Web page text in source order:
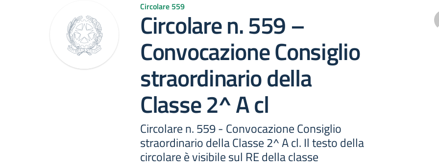
Circolare 559
Circolare n. 559 –
Convocazione Consiglio
straordinario della
Classe 2^ A cl
Circolare n. 559 - Convocazione Consiglio
straordinario della Classe 2^ A cl. Il testo della
circolare è visibile sul RE della classe